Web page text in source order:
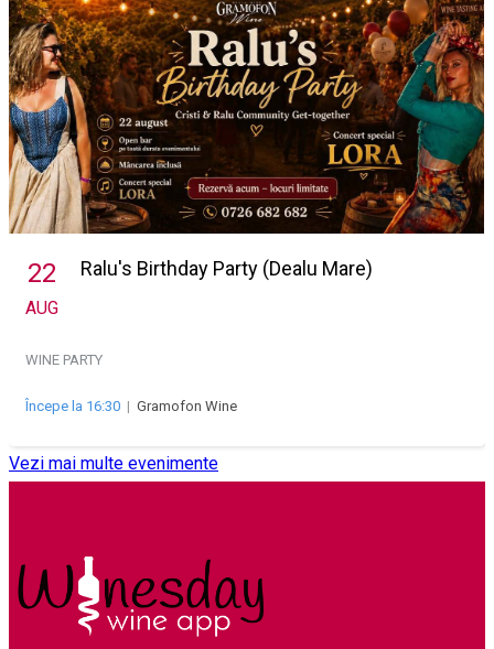
22
AUG
Ralu's Birthday Party (Dealu Mare)
WINE PARTY
Începe la 16:30 | Gramofon Wine
Vezi mai multe evenimente